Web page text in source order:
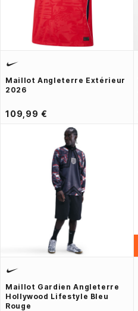
Maillot Angleterre Extérieur
2026
109,99 €
Maillot Gardien Angleterre
Hollywood Lifestyle Bleu
Rouge